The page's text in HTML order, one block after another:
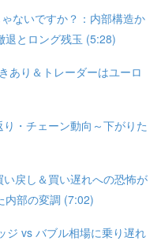
ないですか？：内部構造か
退とロング残玉 (5:28)
あり＆トレーダーはユーロ
・チェーン動向～下がりた
戻し＆買い遅れへの恐怖が
内部の変調 (7:02)
ジ vs バブル相場に乗り遅れ